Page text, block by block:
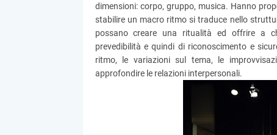
dimensioni: corpo, gruppo, musica. Hanno
stabilire un macro ritmo si traduce nello
possano creare una ritualità ed offrire a
prevedibilità e quindi di riconoscimento e
ritmo, le variazioni sul tema, le
approfondire le relazioni interpersonali.